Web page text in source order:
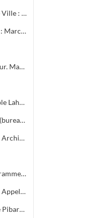
Aménagement de bureaux dans le bâtiment de l'Hôtel de Ville : Marché public
Parc Municipal : Installation de douches et du chauffage : Marché public
Fort Vauban : Aménagement d'un lieu scénique d'extérieur. Marché public
Hôtel de Ville : Aménagement de bureaux dans l'immeuble Lahondès (3 tranches) : Marché public
Hôtel de Ville : Aménagement de l'ex immeuble Daumet (bureaux du 2ème étage Informatique, cave escalier) : Marché public
Fort Vauban : Travaux à effectuer à l'étage du service des Archives. Liste du mobilier à acheter. Installation du Fonds Ancien de la Bibliothèque
Centre Equestre : Dossier d'appel d'offres avec P.V. Programme du concours. Réunions de chantier
Construction d'un point d'accueil jeunes à Malataverne : Appel d'offres
Aménagement de vestiaires pour l'O.A.C. au stade Pierre Pibarot : Estimatif